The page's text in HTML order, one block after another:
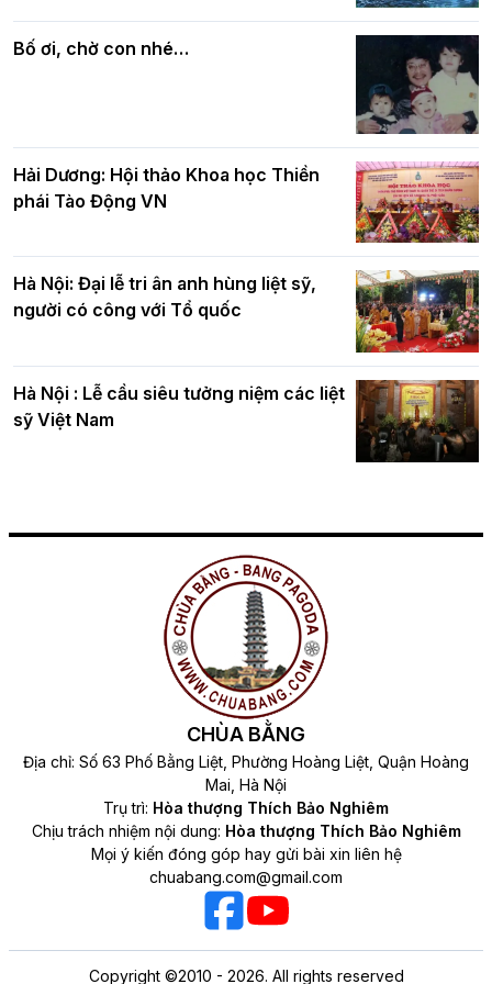
chúc mừng BTS GHPGVN TP. Hà Nội
nhân mùa Phật đản PL.2570
Phật giáo chính tín Phần 7: Luật nhân
quả
Bố ơi, chờ con nhé…
Hải Dương: Hội thảo Khoa học Thiền
phái Tào Động VN
Hà Nội: Đại lễ tri ân anh hùng liệt sỹ,
người có công với Tổ quốc
Hà Nội : Lễ cầu siêu tưởng niệm các liệt
sỹ Việt Nam
CHÙA BẰNG
Địa chỉ: Số 63 Phố Bằng Liệt, Phường Hoàng Liệt, Quận Hoàng
Mai, Hà Nội
Trụ trì: Hòa thượng Thích Bảo Nghiêm
Chịu trách nhiệm nội dung: Hòa thượng Thích Bảo Nghiêm
Mọi ý kiến đóng góp hay gửi bài xin liên hệ
chuabang.com@gmail.com
Copyright ©2010 - 2026. All rights reserved